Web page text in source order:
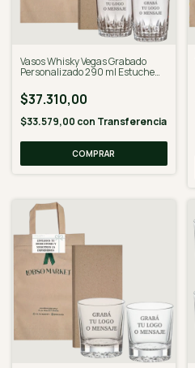
Vasos Whisky Vegas Grabado
Personalizado 290 ml Estuche
$37.310,00
$33.579,00 con Transferencia
COMPRAR